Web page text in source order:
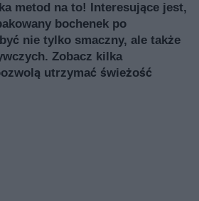
metod na to! Interesujące jest,
bochenek po
nie tylko smaczny, ale także
Zobacz kilka
utrzymać świeżość